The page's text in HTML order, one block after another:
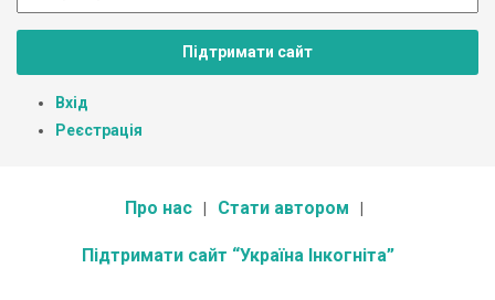
Підтримати сайт
Вхід
Реєстрація
Про нас Стати автором
Підтримати сайт “Україна Інкогніта”